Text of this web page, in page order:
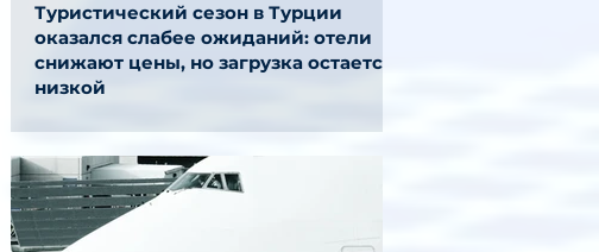
Туристический сезон в Турции
оказался слабее ожиданий: отели
снижают цены, но загрузка остается
низкой